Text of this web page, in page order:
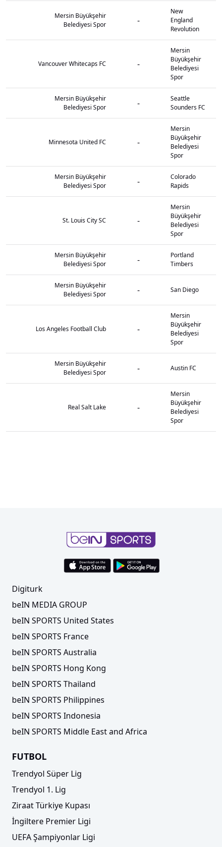
Mersin Büyükşehir
Belediyesi Spor
-
New
England
Revolution
Vancouver Whitecaps FC -
Mersin
Büyükşehir
Belediyesi
Spor
Mersin Büyükşehir
Belediyesi Spor
-
Seattle
Sounders FC
Minnesota United FC -
Mersin
Büyükşehir
Belediyesi
Spor
Mersin Büyükşehir
Belediyesi Spor
-
Colorado
Rapids
St. Louis City SC -
Mersin
Büyükşehir
Belediyesi
Spor
Mersin Büyükşehir
Belediyesi Spor
-
Portland
Timbers
Mersin Büyükşehir
Belediyesi Spor
- San Diego
Los Angeles Football Club -
Mersin
Büyükşehir
Belediyesi
Spor
Mersin Büyükşehir
Belediyesi Spor
- Austin FC
Real Salt Lake -
Mersin
Büyükşehir
Belediyesi
Spor
Digiturk
beIN MEDIA GROUP
beIN SPORTS United States
beIN SPORTS France
beIN SPORTS Australia
beIN SPORTS Hong Kong
beIN SPORTS Thailand
beIN SPORTS Philippines
beIN SPORTS Indonesia
beIN SPORTS Middle East and Africa
FUTBOL
Trendyol Süper Lig
Trendyol 1. Lig
Ziraat Türkiye Kupası
İngiltere Premier Ligi
UEFA Şampiyonlar Ligi